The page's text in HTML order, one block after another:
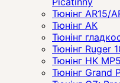
Тюнінг AR15/
Тюнінг АК
Тюнінг
Тюнінг Ruger
Тюнінг HK
Тюнінг Grand